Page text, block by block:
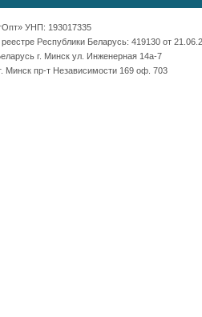
УНП: 193017335
Республики Беларусь: 419130 от
г. Минск ул. Инженерная 14а-7
Минск пр-т Независимости 169 оф. 703